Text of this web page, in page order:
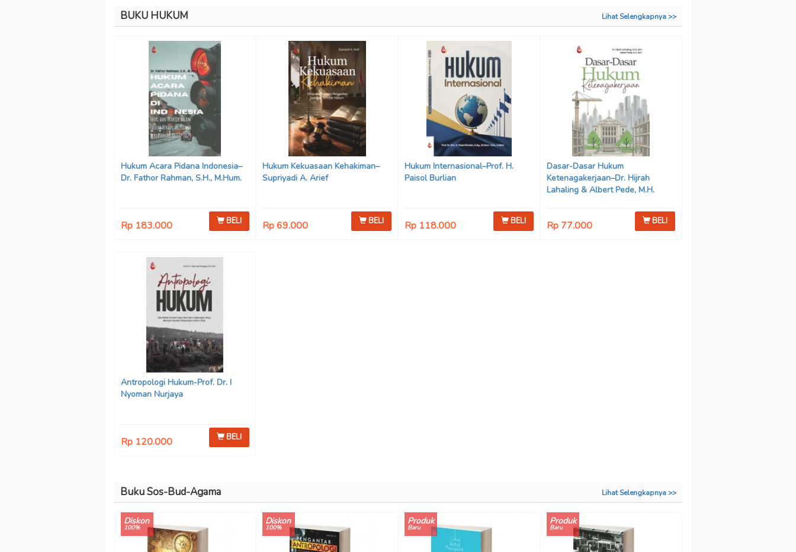
BUKU HUKUM Lihat Selengkapnya >>
Hukum Acara Pidana Indonesia–
Dr. Fathor Rahman, S.H., M.Hum.
Rp 183.000 BELI
Hukum Kekuasaan Kehakiman–
Supriyadi A. Arief
Rp 69.000 BELI
Hukum Internasional–Prof. H.
Paisol Burlian
Rp 118.000 BELI
Dasar-Dasar Hukum
Ketenagakerjaan–Dr. Hijrah
Lahaling & Albert Pede, M.H.
Rp 77.000 BELI
Antropologi Hukum-Prof. Dr. I
Nyoman Nurjaya
Rp 120.000 BELI
Buku Sos-Bud-Agama Lihat Selengkapnya >>
Diskon
100%
Diskon
100%
Produk
Baru
Produk
Baru